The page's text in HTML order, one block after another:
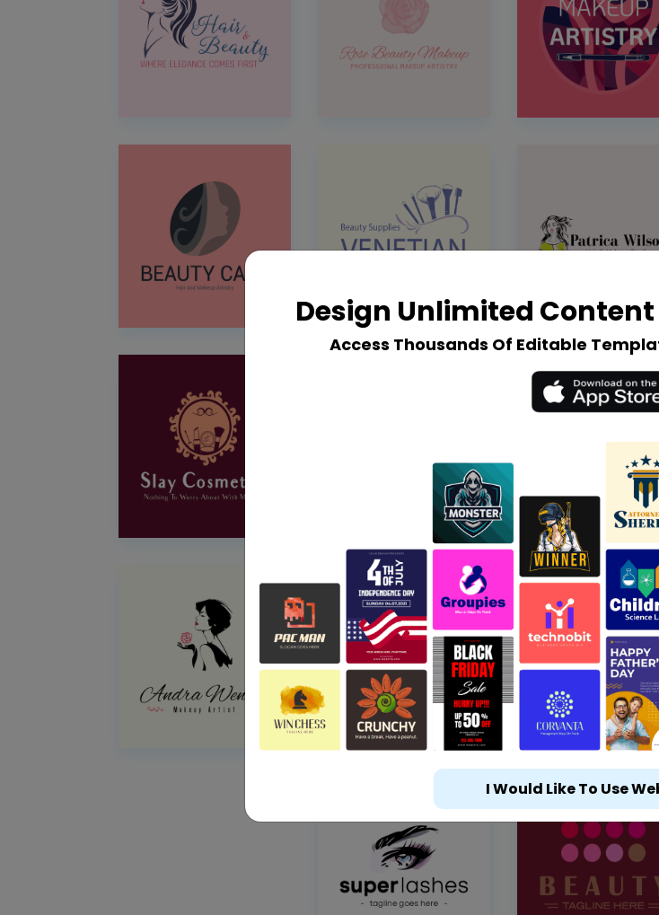
Design Unlimited
Access Thousands Of Editable
I Would Like To Use